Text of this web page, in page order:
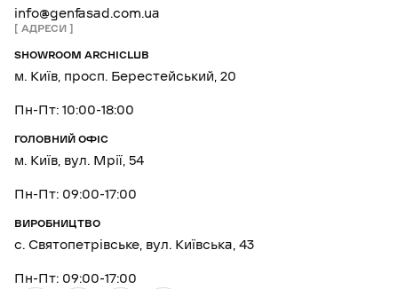
info@genfasad.com.ua
АДРЕСИ
SHOWROOM ARCHICLUB
м. Київ, просп. Берестейський, 20
Пн-Пт: 10:00-18:00
ГОЛОВНИЙ ОФІС
м. Київ, вул. Мрії, 54
Пн-Пт: 09:00-17:00
ВИРОБНИЦТВО
с. Святопетрівське, вул. Київська, 43
Пн-Пт: 09:00-17:00